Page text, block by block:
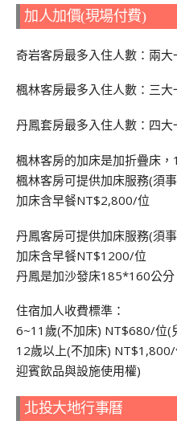
加人加價(現場付費)
奇岩客房最多入住人數：兩
楓林客房最多入住人數： 三大
丹鳳套房最多入住人數： 四大
楓林客房的加床是加折疊床
楓林客房可提供加床服務(須
加床含早餐NT$2,800/位
丹鳳客房可提供加床服務(須
加床含早餐NT$1200/位
丹鳳是加沙發床185*160公分
住宿加人收費標準：
6~11歲(不加床) NT$680/位(
12歲以上(不加床)
迎賓飲品與設施使用權)
北投大地行事曆